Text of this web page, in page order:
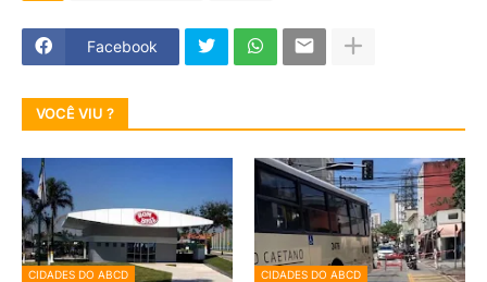
Facebook
VOCÊ VIU ?
CIDADES DO ABCD CIDADES DO ABCD